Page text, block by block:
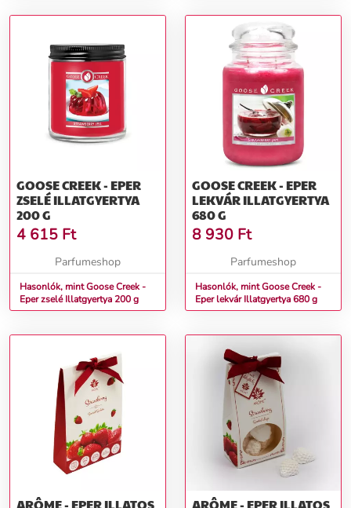
GOOSE CREEK - EPER
ZSELÉ ILLATGYERTYA
200 G
4 615 Ft
Parfumeshop
Hasonlók, mint Goose Creek -
Eper zselé Illatgyertya 200 g
GOOSE CREEK - EPER
LEKVÁR ILLATGYERTYA
680 G
8 930 Ft
Parfumeshop
Hasonlók, mint Goose Creek -
Eper lekvár Illatgyertya 680 g